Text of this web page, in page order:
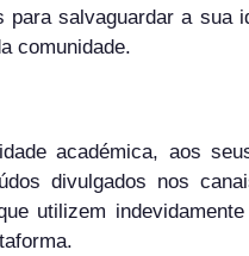
para salvaguardar a sua
comunidade.
académica, aos
divulgados nos
utilizem